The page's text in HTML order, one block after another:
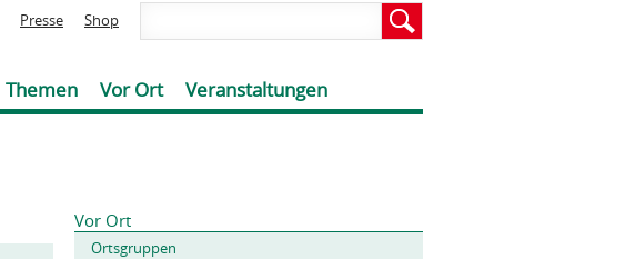
Presse Shop
Themen Vor Ort Veranstaltungen
Vor Ort
Ortsgruppen